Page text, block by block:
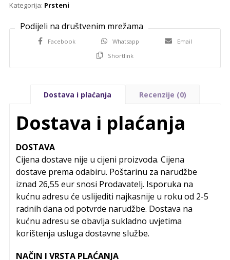
Kategorija: Prsteni
Facebook Whatsapp
Email
Shortlink
Dostava i plaćanja Recenzije (0)
Dostava i plaćanja
DOSTAVA
Cijena dostave nije u cijeni proizvoda. Cijena
dostave prema odabiru. Poštarinu za narudžbe
iznad 26,55 eur snosi Prodavatelj. Isporuka na
kućnu adresu će uslijediti najkasnije u roku od 2-5
radnih dana od potvrde narudžbe. Dostava na
kućnu adresu se obavlja sukladno uvjetima
korištenja usluga dostavne službe.
NAČIN I VRSTA PLAĆANJA